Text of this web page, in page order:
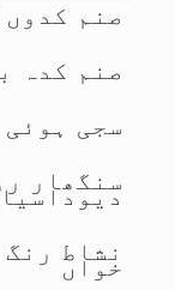
صنم
صنم کدہ
سجی ہوئی
سنگھار
نشاط
خواں